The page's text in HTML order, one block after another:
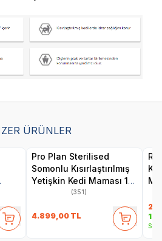
ÜRÜNLER
Pro Plan Sterilised
Somonlu Kısırlaştırılmış
Yetişkin Kedi Maması 10
(351)
4.899,00 TL